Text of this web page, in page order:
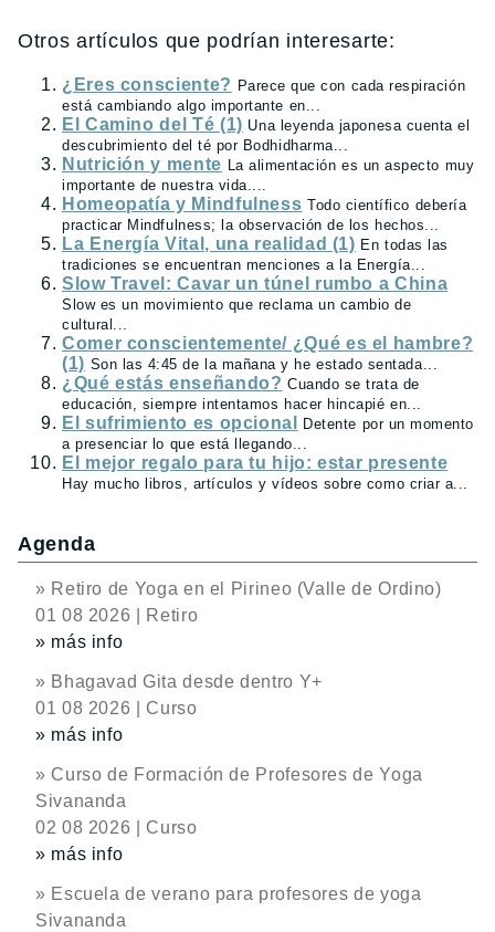
Otros artículos que podrían interesarte:
¿Eres consciente? Parece que con cada respiración
está cambiando algo importante en...
El Camino del Té (1) Una leyenda japonesa cuenta el
descubrimiento del té por Bodhidharma...
Nutrición y mente La alimentación es un aspecto muy
importante de nuestra vida....
Homeopatía y Mindfulness Todo científico debería
practicar Mindfulness; la observación de los hechos...
La Energía Vital, una realidad (1) En todas las
tradiciones se encuentran menciones a la Energía...
Slow Travel: Cavar un túnel rumbo a China
Slow es un movimiento que reclama un cambio de
cultural...
Comer conscientemente/ ¿Qué es el hambre?
(1) Son las 4:45 de la mañana y he estado sentada...
¿Qué estás enseñando? Cuando se trata de
educación, siempre intentamos hacer hincapié en...
El sufrimiento es opcional
Detente por un momento
a presenciar lo que está llegando...
El mejor regalo para tu hijo: estar presente
Hay mucho libros, artículos y vídeos sobre como criar a...
Agenda
» Retiro de Yoga en el Pirineo (Valle de Ordino)
01 08 2026 | Retiro
» más info
» Bhagavad Gita desde dentro Y+
01 08 2026 | Curso
» más info
» Curso de Formación de Profesores de Yoga
Sivananda
02 08 2026 | Curso
» más info
» Escuela de verano para profesores de yoga
Sivananda